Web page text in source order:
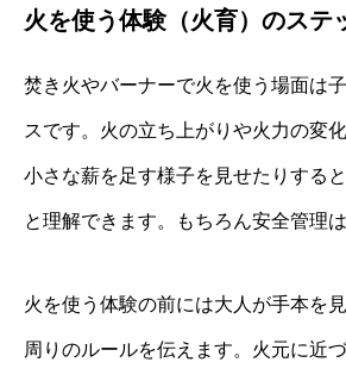
火を使う体験（火育）のステ
焚き火やバーナーで火を使う場面は
スです。火の立ち上がりや火力の変
小さな薪を足す様子を見せたりする
と理解できます。もちろん安全管理は
火を使う体験の前には大人が手本を
周りのルールを伝えます。火元に近